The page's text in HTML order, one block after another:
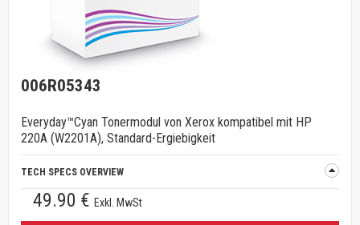
006R05343
Everyday™Cyan Tonermodul von Xerox kompatibel mit HP
220A (W2201A), Standard-Ergiebigkeit
TECH SPECS OVERVIEW
49.90 € Exkl. MwSt